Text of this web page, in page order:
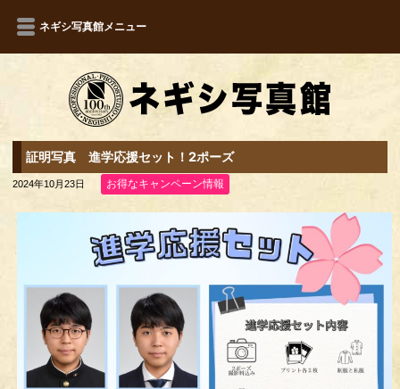
ネギシ写真館メニュー
証明写真 進学応援セット！2ポーズ
2024年10月23日 お得なキャンペーン情報